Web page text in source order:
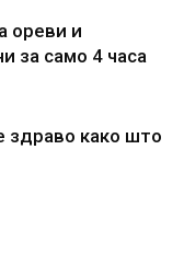
ореви и
за само 4 часа
здраво како што